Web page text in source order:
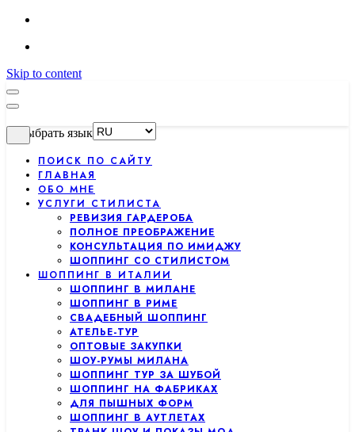
Skip to content
Выбрать язык
ПОИСК ПО САЙТУ
ГЛАВНАЯ
ОБО МНЕ
УСЛУГИ СТИЛИСТА
РЕВИЗИЯ ГАРДЕРОБА
ПОЛНОЕ ПРЕОБРАЖЕНИЕ
КОНСУЛЬТАЦИЯ ПО ИМИДЖУ
ШОППИНГ СО СТИЛИСТОМ
ШОППИНГ В ИТАЛИИ
ШОППИНГ В МИЛАНЕ
ШОППИНГ В РИМЕ
СВАДЕБНЫЙ ШОППИНГ
АТЕЛЬЕ-ТУР
ОПТОВЫЕ ЗАКУПКИ
ШОУ-РУМЫ МИЛАНА
ШОППИНГ ТУР ЗА ШУБОЙ
ШОППИНГ НА ФАБРИКАХ
ДЛЯ ПЫШНЫХ ФОРМ
ШОППИНГ В АУТЛЕТАХ